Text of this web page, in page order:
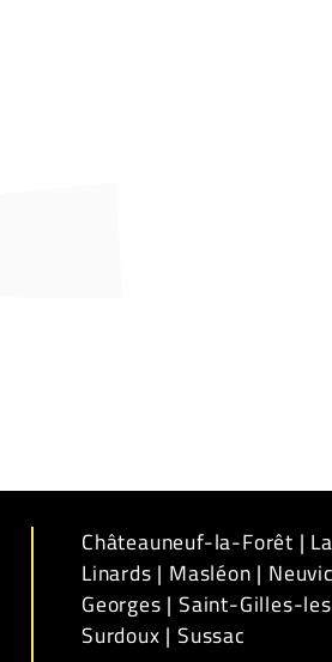
Châteauneuf-la-Forêt |
Linards| Masléon|
Georges| Saint-Gilles-
Surdoux| Sussac